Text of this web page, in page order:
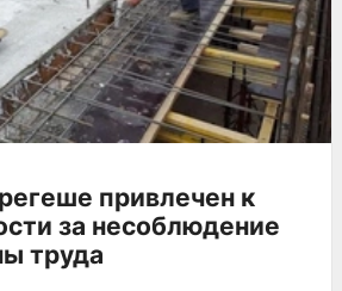
привлечен к
за несоблюдение
труда